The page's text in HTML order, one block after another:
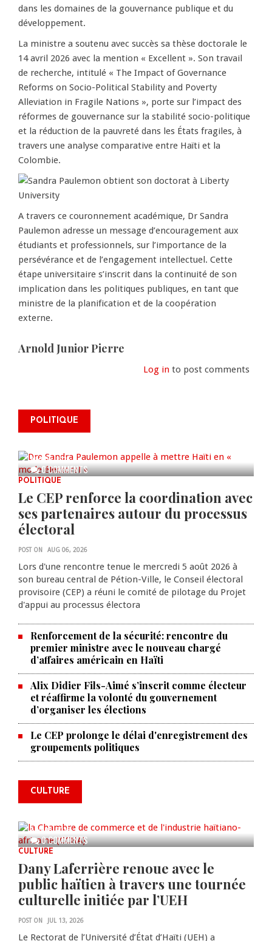
dans les domaines de la gouvernance publique et du
développement.
La ministre a soutenu avec succès sa thèse doctorale le
14 avril 2026 avec la mention « Excellent ». Son travail
de recherche, intitulé « The Impact of Governance
Reforms on Socio-Political Stability and Poverty
Alleviation in Fragile Nations », porte sur l’impact des
réformes de gouvernance sur la stabilité socio-politique
et la réduction de la pauvreté dans les États fragiles, à
travers une analyse comparative entre Haïti et la
Colombie.
A travers ce couronnement académique, Dr Sandra
Paulemon adresse un message d’encouragement aux
étudiants et professionnels, sur l’importance de la
persévérance et de l’engagement intellectuel. Cette
étape universitaire s’inscrit dans la continuité de son
implication dans les politiques publiques, en tant que
ministre de la planification et de la coopération
externe.
Arnold Junior Pierre
Log into post comments
POLITIQUE
0 COMMENTS
mettre Haïti en « mode électoral
» à travers une vaste campagne
AUG 06, 2026
POLITIQUE
Le CEP renforce la coordination avec
ses partenaires autour du processus
électoral
POST ON AUG 06, 2026
Lors d'une rencontre tenue le mercredi 5 août 2026 à
son bureau central de Pétion-Ville, le Conseil électoral
provisoire (CEP) a réuni le comité de pilotage du Projet
d'appui au processus électora
Renforcement de la sécurité: rencontre du
premier ministre avec le nouveau chargé
d’affaires américain en Haïti
Alix Didier Fils-Aimé s’inscrit comme électeur
et réaffirme la volonté du gouvernement
d’organiser les élections
Le CEP prolonge le délai d'enregistrement des
groupements politiques
CULTURE
0 COMMENTS
La Chambre de commerce et de
l'industrie haïtiano-africaine
commémorer le 235e
anniversaire de la cérémonie du
AUG 05, 2026
CULTURE
Dany Laferrière renoue avec le
public haïtien à travers une tournée
culturelle initiée par l’UEH
POST ON JUL 13, 2026
Le Rectorat de l’Université d’État d’Haïti (UEH) a